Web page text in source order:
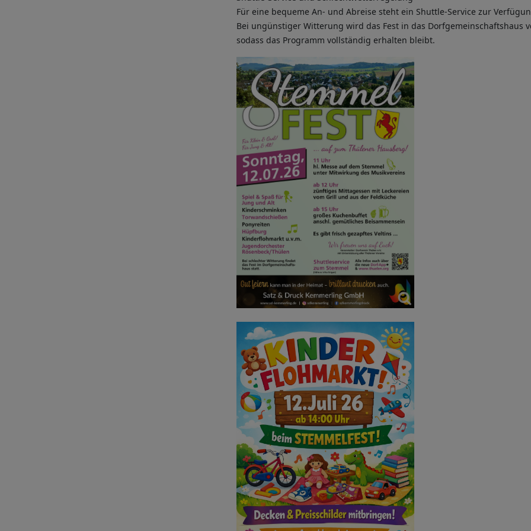
Für eine bequeme An- und Abreise steht ein Shuttle-Service zur
Bei ungünstiger Witterung wird das Fest in das Dorfgemeinschaftshaus
sodass das Programm vollständig erhalten bleibt.